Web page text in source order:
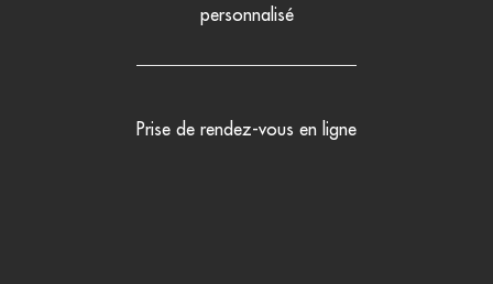
personnalisé
Prise de rendez-vous en ligne